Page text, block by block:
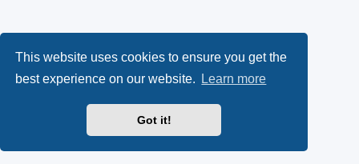
This website uses cookies to ensure you get the
best experience on our website.
Learn more
Got it!